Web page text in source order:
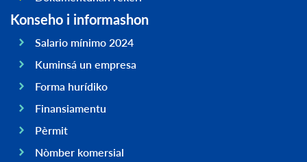
Konseho i informashon
Salario mínimo 2024
Kuminsá un empresa
Forma hurídiko
Finansiamentu
Pèrmit
Nòmber komersial